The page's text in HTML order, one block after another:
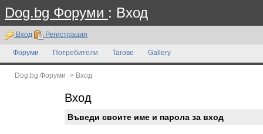
Dog.bg Форуми : Вход
Вход Регистрация
Форуми Потребители Тагове Gallery
Dog.bg Форуми > Вход
Вход
Въведи своите име и парола за вход